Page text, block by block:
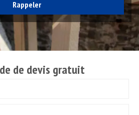
de devis gratuit